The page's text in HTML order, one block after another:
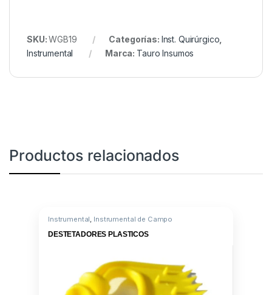
SKU:WGB19 Categorías: Inst. Quirúrgico
Instrumental
Marca: Tauro Insumos
Productos relacionados
Instrumental Instrumental de Campo
DESTETADORES PLASTICOS